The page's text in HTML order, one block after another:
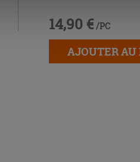
14,90 € /PC
AJOUTER AU